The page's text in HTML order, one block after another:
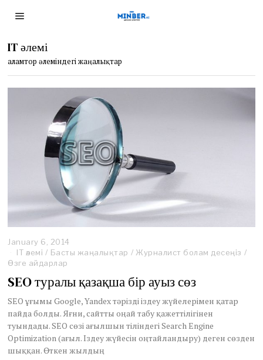
IT әлемі
Ғаламтор әлеміндегі жаңалықтар
January 6, 2014
a
a
y
1
0
,
2
IT әлемі / Басты жаңалықтар / Журналист болам десеңіз /
Өзге айдарлар
SEO туралы қазақша бір ауыз сөз
SEO ұғымы Google, Yandex тәрізді іздеу жүйелерімен қатар
пайда болды. Яғни, сайтты оңай табу қажеттілігінен
туындады. SEO сөзі ағылшын тіліндегі Search Engine
Optimization (ағыл. Іздеу жүйесін оңтайландыру) деген сөзден
шыққан. Өткен жылдың